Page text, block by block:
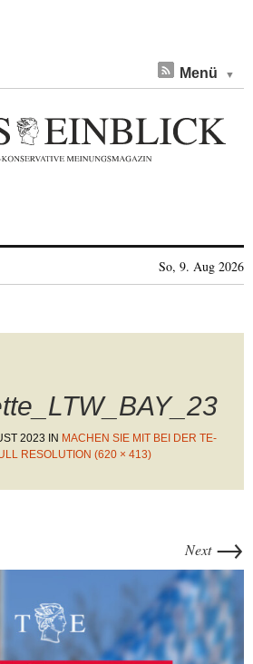
Menü
So, 9. Aug 2026
2023 IN MACHEN SIE MIT BEI DER TE-
RESOLUTION (620 × 413)
Next →